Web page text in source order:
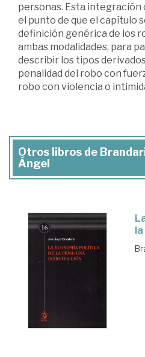
personas. Esta integración
el punto de que el capítulo
definición genérica de los
ambas modalidades, para
describir los tipos
penalidad del robo con
robo con violencia o
Otros libros de
Ángel